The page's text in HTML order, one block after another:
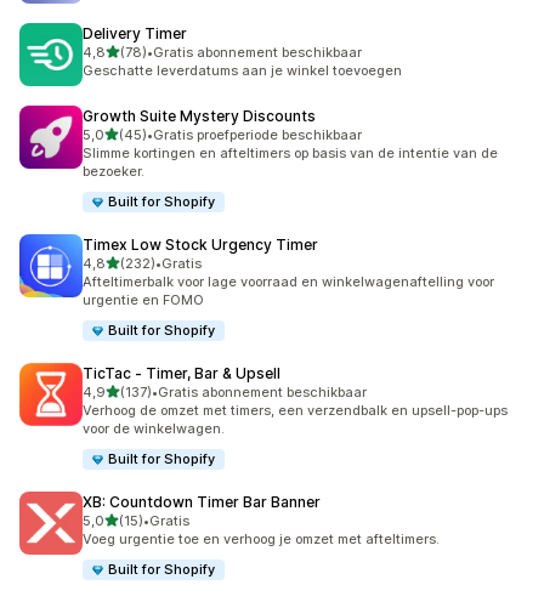
Delivery Timer
4,8van 5 sterren
(78)
78 recensies in totaal
•Gratis abonnement beschikbaar
Geschatte leverdatums aan je winkel toevoegen
Growth Suite Mystery Discounts
5,0van 5 sterren
(45)
45 recensies in totaal
•Gratis proefperiode beschikbaar
Slimme kortingen en afteltimers op basis van de intentie van de
bezoeker.
Built for Shopify
Timex Low Stock Urgency Timer
4,8van 5 sterren
(232)
232 recensies in totaal
•Gratis
Afteltimerbalk voor lage voorraad en winkelwagenaftelling voor
urgentie en FOMO
Built for Shopify
TicTac ‑ Timer, Bar & Upsell
4,9van 5 sterren
(137)
137 recensies in totaal
•Gratis abonnement beschikbaar
Verhoog de omzet met timers, een verzendbalk en upsell-pop-ups
voor de winkelwagen.
Built for Shopify
XB: Countdown Timer Bar Banner
5,0van 5 sterren
(15)
15 recensies in totaal
•Gratis
Voeg urgentie toe en verhoog je omzet met afteltimers.
Built for Shopify